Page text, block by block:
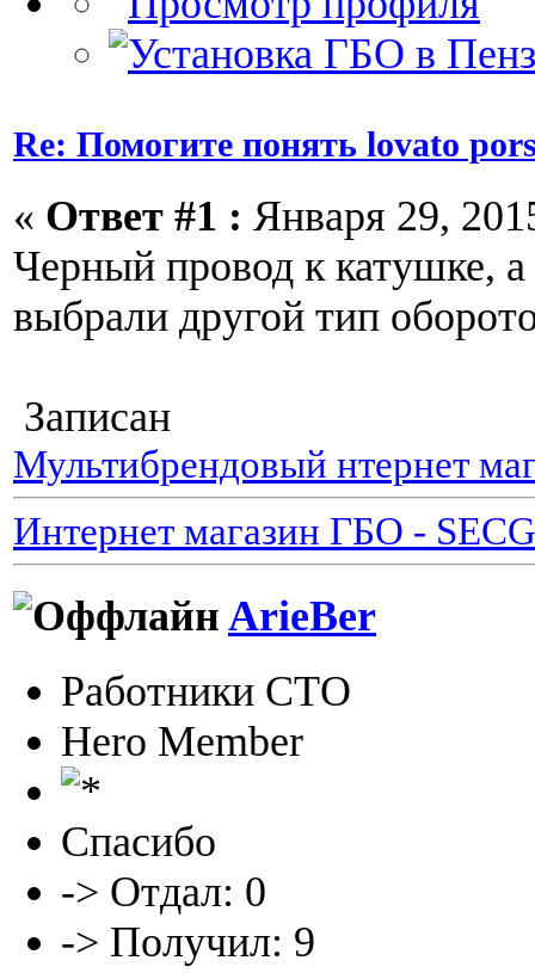
Re: Помогите понять lovato
« Ответ #1 : Января 29,
Черный провод к катушке,
выбрали другой тип
Записан
Мультибрендовый нтернет
Интернет магазин ГБО -
ArieBer
Работники СТО
Hero Member
Спасибо
-> Отдал: 0
-> Получил: 9